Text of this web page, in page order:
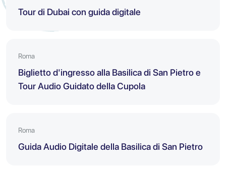
Tour di Dubai con guida digitale
Roma
Biglietto d'ingresso alla Basilica di San Pietro e
Tour Audio Guidato della Cupola
Roma
Guida Audio Digitale della Basilica di San Pietro